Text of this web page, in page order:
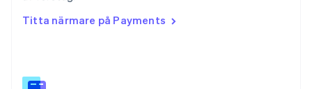
Titta närmare på Payments
English
Español